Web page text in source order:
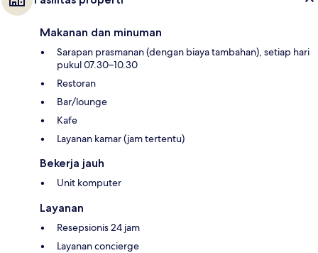
Makanan dan minuman
Sarapan prasmanan (dengan biaya tambahan), setiap hari
pukul 07.30–10.30
Restoran
Bar/lounge
Kafe
Layanan kamar (jam tertentu)
Bekerja jauh
Unit komputer
Layanan
Resepsionis 24 jam
Layanan concierge